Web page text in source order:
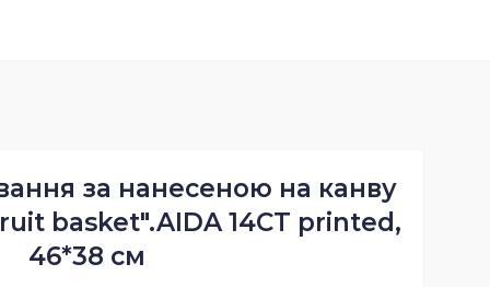
за нанесеною на канву
basket".AIDA 14CT printed,
46*38 см